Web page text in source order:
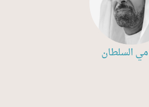
السلطان